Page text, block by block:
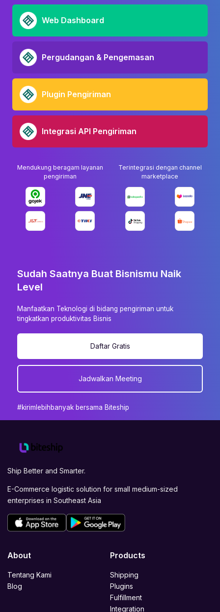
Web Dashboard
Pergudangan & Pengemasan
Plugin Pengiriman
Integrasi API Pengiriman
Mendukung beragam layanan
pengiriman
Terintegrasi dengan channel
marketplace
Sudah Saatnya Buat Bisnismu Naik
Level
Manfaatkan Teknologi di bidang pengiriman untuk
tingkatkan produktivitas Bisnis
Daftar Gratis
Jadwalkan Meeting
#kirimlebihbanyak bersama Biteship
Ship Better and Smarter.
E-Commerce logistic solution for small medium-sized
enterprises in Southeast Asia
About
Tentang Kami
Blog
Products
Shipping
Plugins
Fulfillment
Integration